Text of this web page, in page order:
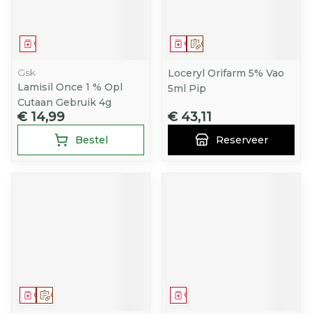
Geneesmiddel
Gsk
Lamisil Once 1 % Opl
Cutaan Gebruik 4g
€ 14,99
Bestel
Op voorschrift
Geneesmiddel
Loceryl Orifarm 5% Vao
5ml Pip
€ 43,11
Reserveer
Op voorschrift
Geneesmiddel Geneesmiddel